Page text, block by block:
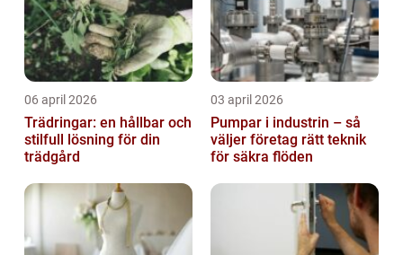
06 april 2026
Trädringar: en hållbar och
stilfull lösning för din
trädgård
03 april 2026
Pumpar i industrin – så
väljer företag rätt teknik
för säkra flöden